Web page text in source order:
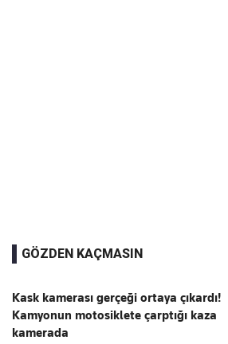
GÖZDEN KAÇMASIN
Kask kamerası gerçeği ortaya çıkardı!
Kamyonun motosiklete çarptığı kaza
kamerada